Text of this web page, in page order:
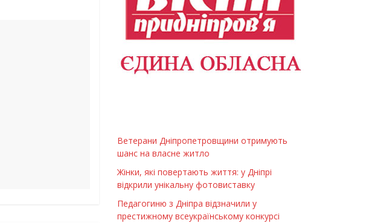
Ветерани Дніпропетровщини отримують
шанс на власне житло
Жінки, які повертають життя: у Дніпрі
відкрили унікальну фотовиставку
Педагогиню з Дніпра відзначили у
престижному всеукраїнському конкурсі